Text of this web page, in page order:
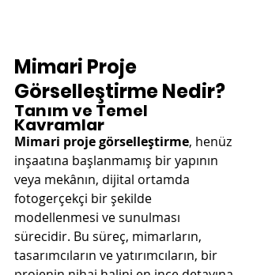
Mimari Proje
Görselleştirme Nedir?
Tanım ve Temel
Kavramlar
Mimari proje görselleştirme, henüz
inşaatına başlanmamış bir yapının
veya mekânın, dijital ortamda
fotogerçekçi bir şekilde
modellenmesi ve sunulması
sürecidir. Bu süreç, mimarların,
tasarımcıların ve yatırımcıların, bir